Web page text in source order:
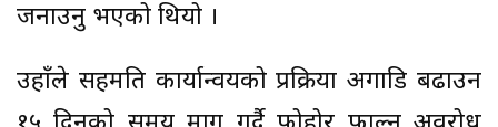
जनाउनु भएको थियो ।
उहाँले सहमति कार्यान्वयको प्रक्रिया अगाडि बढाउन